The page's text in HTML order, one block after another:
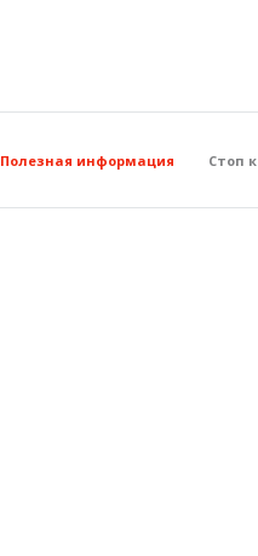
Полезная информация Стоп